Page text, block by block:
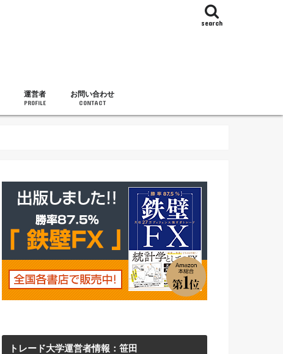
search
運営者
PROFILE
お問い合わせ
CONTACT
トレード大学運営者情報：笹田